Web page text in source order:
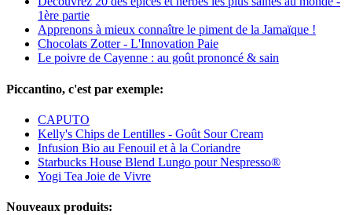
1ère partie
Apprenons à mieux connaître le piment de la Jamaïque !
Chocolats Zotter - L'Innovation Paie
Le poivre de Cayenne : au goût prononcé & sain
Piccantino, c'est par exemple:
CAPUTO
Kelly's Chips de Lentilles - Goût Sour Cream
Infusion Bio au Fenouil et à la Coriandre
Starbucks House Blend Lungo pour Nespresso®
Yogi Tea Joie de Vivre
Nouveaux produits: